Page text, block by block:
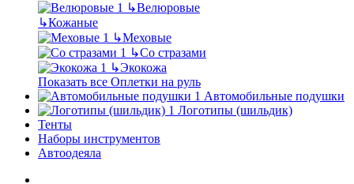
↳Велюровые
↳Кожаные
↳Меховые
↳Со стразами
↳Экокожа
Показать все Оплетки на руль
Автомобильные подушки
Логотипы (шильдик)
Тенты
Наборы инструментов
Автоодеяла